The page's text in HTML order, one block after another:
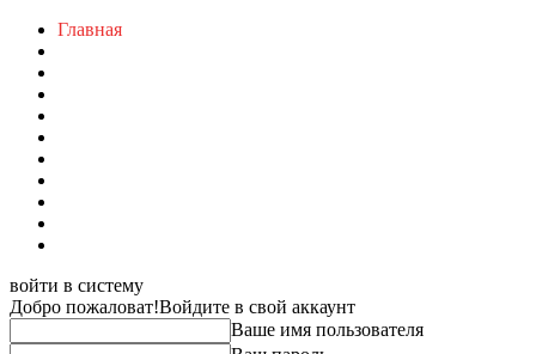
Главная
войти в систему
Добро пожаловат!Войдите в свой аккаунт
Ваше имя пользователя